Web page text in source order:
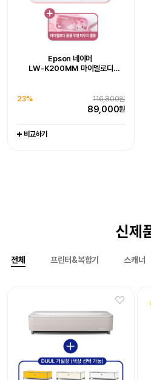
Epson 네이머
LW-K200MM 마이멜로디
116,800원
23%
89,000원
비교하기
Epson Perfection V39II
151,000원
비교하기
Epson 네이머
LW-K200PK 핑크 라벨프린터
97,000원
20%
77,500원
비교하기
30대 한정 완판 임박,
엡손 정품 EH-LS800W, 150인치
4K 레이저 초단초점 빔프로젝터,
포토리뷰 5만원
3,800,000원
2,790,000
신제
전체 프린터&복합기 스캐너